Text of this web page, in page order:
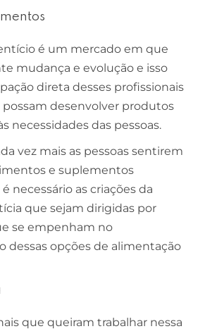
é um mercado em que
mudança e evolução e isso
direta desses profissionais
desenvolver produtos
necessidades das pessoas.
vez mais as pessoas sentirem
e suplementos
necessário as criações da
que sejam dirigidas por
se empenham no
dessas opções de alimentação
que queiram trabalhar nessa